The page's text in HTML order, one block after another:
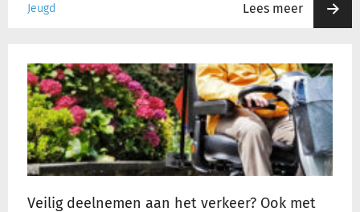
Jeugd Lees meer
Veilig deelnemen aan het verkeer? Ook met
deelnemen
aan
het
verkeer?
Ook
met
een
Wmo-